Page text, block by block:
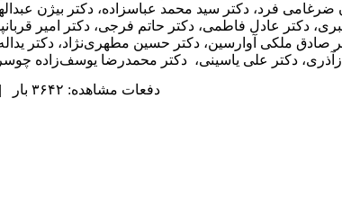
ضرغامی فرد، دکتر سید محمد عباسزاده، دکتر بیژن
دکتر عادل فاطمی، دکتر حاتم فرجی، دکتر امیر
صادق ملکی آوارسین، دکتر حسین مطهری‌نژاد، دکتر یداله
دکتر علی یاسینی، دکتر محمدرضا یوسف‌زاده
دفعات مشاهده: ۳۶۴۲ بار |